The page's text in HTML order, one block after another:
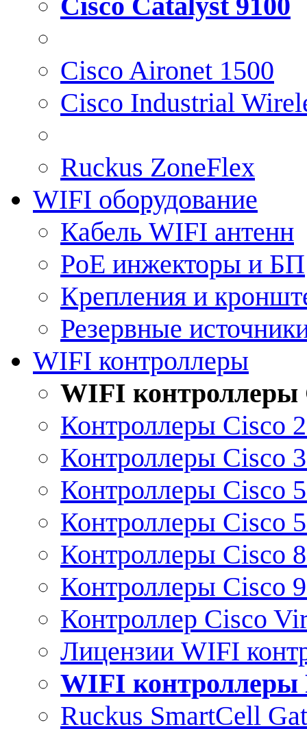
Cisco Aironet 1500
Cisco Industrial
Ruckus ZoneFlex
WIFI оборудование
Кабель WIFI антенн
PoE инжекторы и БП
Крепления и
Резервные
WIFI контроллеры
WIFI контроллеры
Контроллеры Cisco
Контроллеры Cisco
Контроллеры Cisco
Контроллеры Cisco
Контроллеры Cisco
Контроллеры Cisco
Контроллер Cisco
Лицензии WIFI
WIFI контроллеры
Ruckus SmartCell